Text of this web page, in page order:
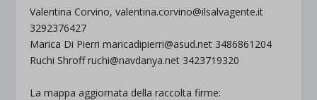
Valentina Corvino, valentina.corvino@ilsalvagente.it
3292376427
Marica Di Pierri maricadipierri@asud.net 3486861204
Ruchi Shroff ruchi@navdanya.net 3423719320
La mappa aggiornata della raccolta firme: